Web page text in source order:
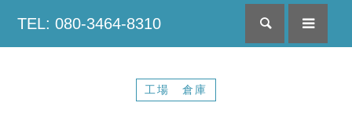
TEL: 080-3464-8310 検索
工場 倉庫